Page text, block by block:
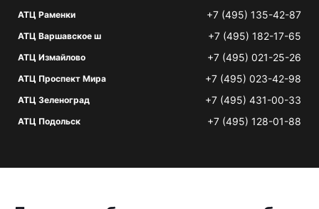
АТЦ Раменки +7 (495) 135-42-87
АТЦ Варшавское ш +7 (495) 182-17-65
АТЦ Измайлово +7 (495) 021-25-26
АТЦ Проспект Мира +7 (495) 023-42-98
АТЦ Зеленоград +7 (495) 431-00-33
АТЦ Подольск +7 (495) 128-01-88